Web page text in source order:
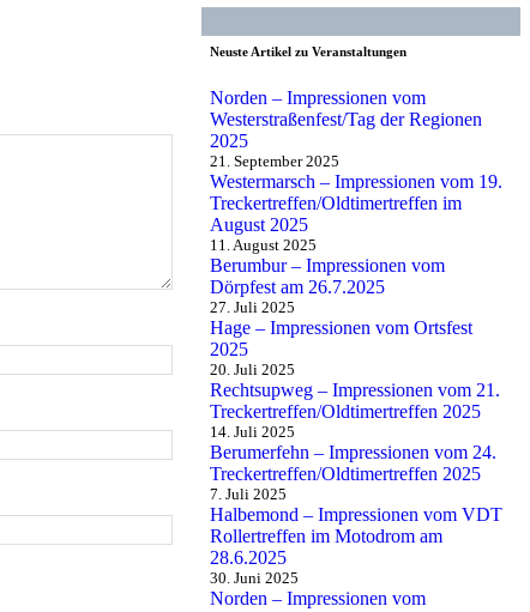
Neuste Artikel zu Veranstaltungen
Norden – Impressionen vom
Westerstraßenfest/Tag der Regionen
2025
21. September 2025
Westermarsch – Impressionen vom 19.
Treckertreffen/Oldtimertreffen im
August 2025
11. August 2025
Berumbur – Impressionen vom
Dörpfest am 26.7.2025
27. Juli 2025
Hage – Impressionen vom Ortsfest
2025
20. Juli 2025
Rechtsupweg – Impressionen vom 21.
Treckertreffen/Oldtimertreffen 2025
14. Juli 2025
Berumerfehn – Impressionen vom 24.
Treckertreffen/Oldtimertreffen 2025
7. Juli 2025
Halbemond – Impressionen vom VDT
Rollertreffen im Motodrom am
28.6.2025
30. Juni 2025
Norden – Impressionen vom